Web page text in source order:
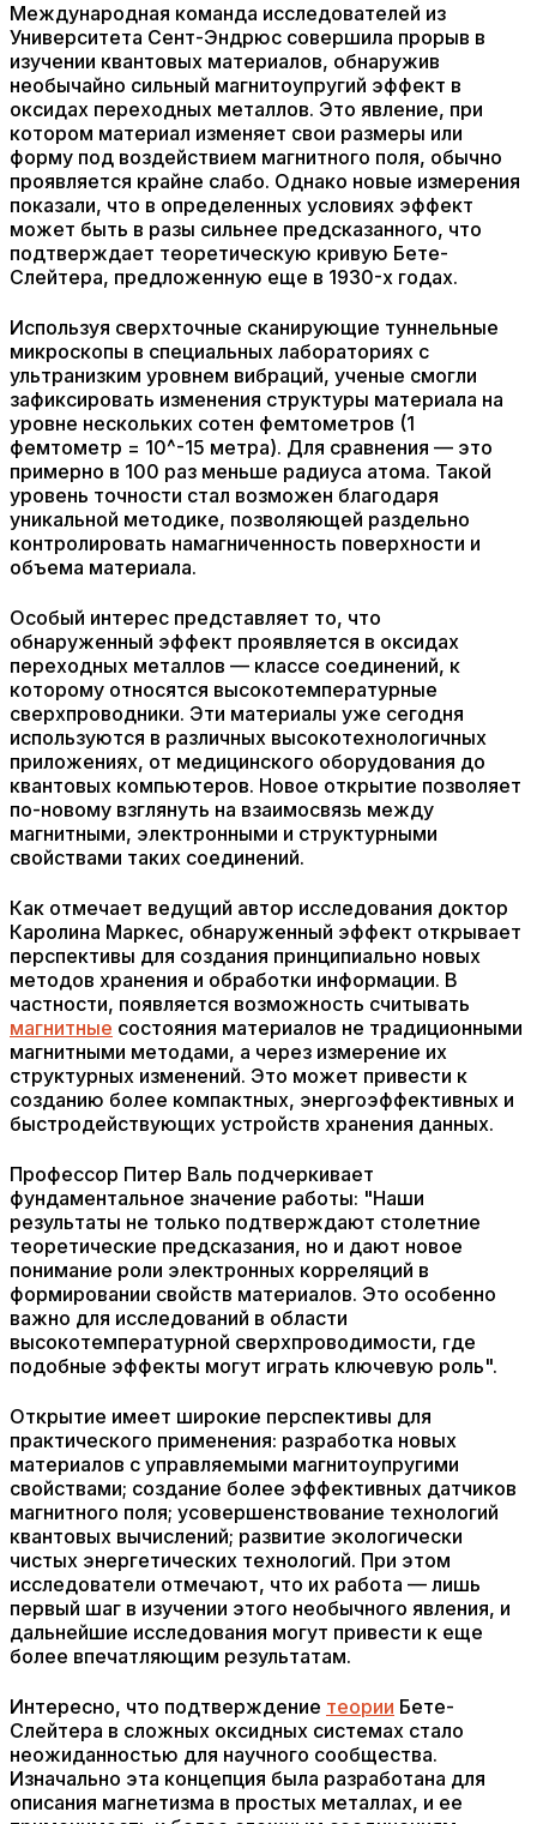
Международная команда исследователей из
Университета Сент-Эндрюс совершила прорыв в
изучении квантовых материалов, обнаружив
необычайно сильный магнитоупругий эффект в
оксидах переходных металлов. Это явление, при
котором материал изменяет свои размеры или
форму под воздействием магнитного поля, обычно
проявляется крайне слабо. Однако новые измерения
показали, что в определенных условиях эффект
может быть в разы сильнее предсказанного, что
подтверждает теоретическую кривую Бете-
Слейтера, предложенную еще в 1930-х годах.
Используя сверхточные сканирующие туннельные
микроскопы в специальных лабораториях с
ультранизким уровнем вибраций, ученые смогли
зафиксировать изменения структуры материала на
уровне нескольких сотен фемтометров (1
фемтометр = 10^-15 метра). Для сравнения — это
примерно в 100 раз меньше радиуса атома. Такой
уровень точности стал возможен благодаря
уникальной методике, позволяющей раздельно
контролировать намагниченность поверхности и
объема материала.
Особый интерес представляет то, что
обнаруженный эффект проявляется в оксидах
переходных металлов — классе соединений, к
которому относятся высокотемпературные
сверхпроводники. Эти материалы уже сегодня
используются в различных высокотехнологичных
приложениях, от медицинского оборудования до
квантовых компьютеров. Новое открытие позволяет
по-новому взглянуть на взаимосвязь между
магнитными, электронными и структурными
свойствами таких соединений.
Как отмечает ведущий автор исследования доктор
Каролина Маркес, обнаруженный эффект открывает
перспективы для создания принципиально новых
методов хранения и обработки информации. В
частности, появляется возможность считывать
магнитные состояния материалов не традиционными
магнитными методами, а через измерение их
структурных изменений. Это может привести к
созданию более компактных, энергоэффективных и
быстродействующих устройств хранения данных.
Профессор Питер Валь подчеркивает
фундаментальное значение работы: "Наши
результаты не только подтверждают столетние
теоретические предсказания, но и дают новое
понимание роли электронных корреляций в
формировании свойств материалов. Это особенно
важно для исследований в области
высокотемпературной сверхпроводимости, где
подобные эффекты могут играть ключевую роль".
Открытие имеет широкие перспективы для
практического применения: разработка новых
материалов с управляемыми магнитоупругими
свойствами; создание более эффективных датчиков
магнитного поля; усовершенствование технологий
квантовых вычислений; развитие экологически
чистых энергетических технологий. При этом
исследователи отмечают, что их работа — лишь
первый шаг в изучении этого необычного явления, и
дальнейшие исследования могут привести к еще
более впечатляющим результатам.
Интересно, что подтверждение теории Бете-
Слейтера в сложных оксидных системах стало
неожиданностью для научного сообщества.
Изначально эта концепция была разработана для
описания магнетизма в простых металлах, и ее